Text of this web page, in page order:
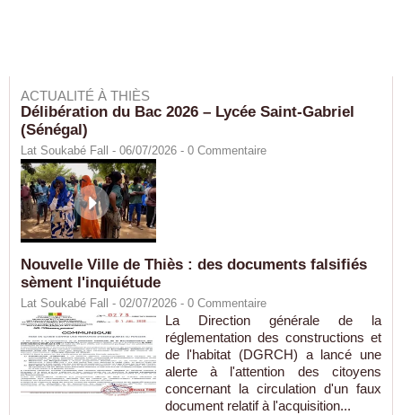
ACTUALITÉ À THIÈS
Délibération du Bac 2026 – Lycée Saint-Gabriel
(Sénégal)
Lat Soukabé Fall - 06/07/2026 - 0 Commentaire
Nouvelle Ville de Thiès : des documents falsifiés
sèment l'inquiétude
Lat Soukabé Fall - 02/07/2026 - 0 Commentaire
La Direction générale de la
réglementation des constructions et
de l'habitat (DGRCH) a lancé une
alerte à l'attention des citoyens
concernant la circulation d'un faux
document relatif à l'acquisition...